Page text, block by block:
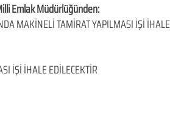
Emlak Müdürlüğünden:
MAKİNELİ TAMİRAT YAPILMASI İŞİ İHALE
İŞİ İHALE EDİLECEKTİR